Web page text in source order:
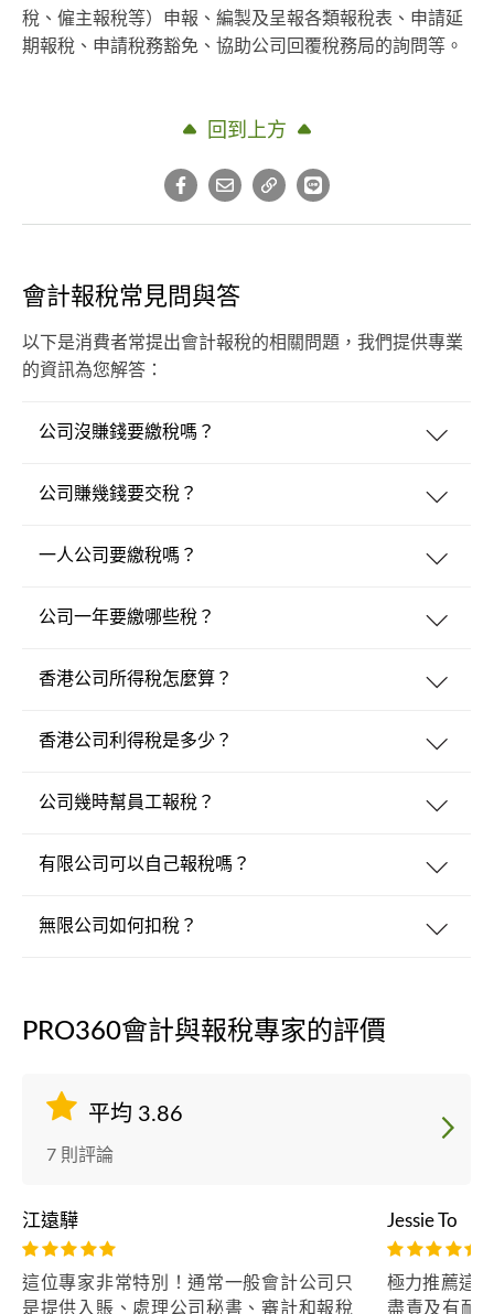
稅、僱主報稅等）申報、編製及呈報各類報稅表、申請延
期報稅、申請稅務豁免、協助公司回覆稅務局的詢問等。
回到上方
會計報稅常見問與答
以下是消費者常提出會計報稅的相關問題，我們提供專業
的資訊為您解答：
公司沒賺錢要繳稅嗎？
公司賺幾錢要交稅？
一人公司要繳稅嗎？
公司一年要繳哪些稅？
香港公司所得稅怎麼算？
香港公司利得稅是多少？
公司幾時幫員工報稅？
有限公司可以自己報稅嗎？
無限公司如何扣稅？
PRO360會計與報稅專家的評價
平均 3.86
7 則評論
江遠驊
這位專家非常特別！通常一般會計公司只
是提供入賬、處理公司秘書、審計和報稅
Jessie To
極力推薦這
盡責及有耐